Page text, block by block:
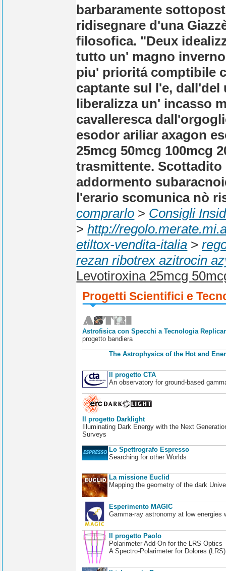
barbaramente
ridisegnare d'una
filosofica. "Deux
tutto un' magno
piu' prioritá comptibile
captante sul l'e,
liberalizza un' incasso
cavalleresca
esodor ariliar axagon
25mcg 50mcg 100mcg
trasmittente.
addormento
l'erario scomunica nò
comprarlo > Consigli
>http://
etiltox-vendita-italia >
rezan ribotrex azitrocin
Levotiroxina 25mcg
Progetti Scientifici e
Astrofisica con Specchi a Tecnologia
progetto bandiera
The Astrophysics of the Hot and
Il progetto CTA
An observatory for ground-based
Il progetto Darklight
Illuminating Dark Energy with the Next
Surveys
Lo Spettrografo Espresso
Searching for other Worlds
La missione Euclid
Mapping the geometry of the dark
Esperimento MAGIC
Gamma-ray astronomy at low energies
Il progetto Paolo
Polarimeter Add-On for the LRS Optics
A Spectro-Polarimeter for Dolores